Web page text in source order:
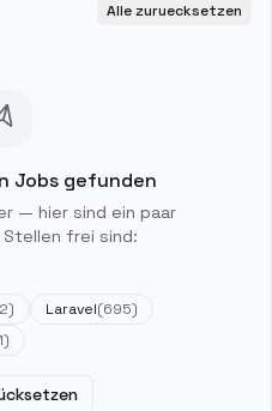
Alle zuruecksetzen
Jobs gefunden
— hier sind ein paar
frei sind:
) Laravel(695)
)